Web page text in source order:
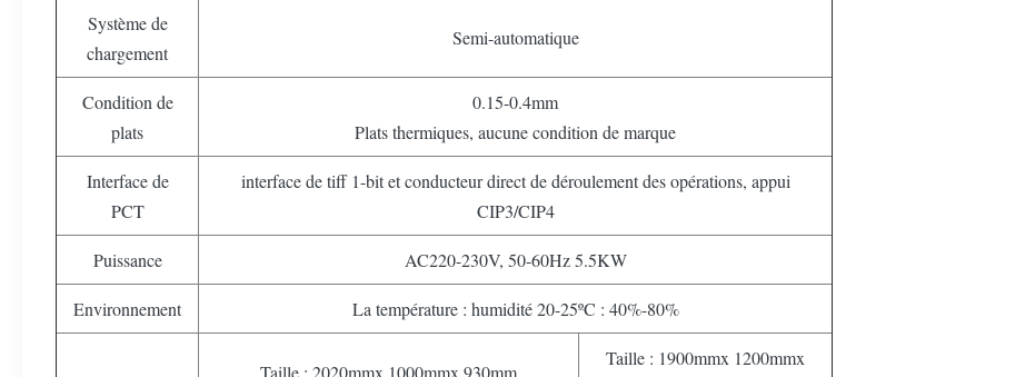
Système de
chargement
Semi-automatique
Condition de
plats
0.15-0.4mm
Plats thermiques, aucune condition de marque
Interface de
PCT
interface de tiff 1-bit et conducteur direct de déroulement des opérations, appui
CIP3/CIP4
Puissance AC220-230V, 50-60Hz 5.5KW
Environnement La température : humidité 20-25ºC : 40%-80%
Taille : 2020mmx 1000mmx 930mm
Taille : 1900mmx 1200mmx